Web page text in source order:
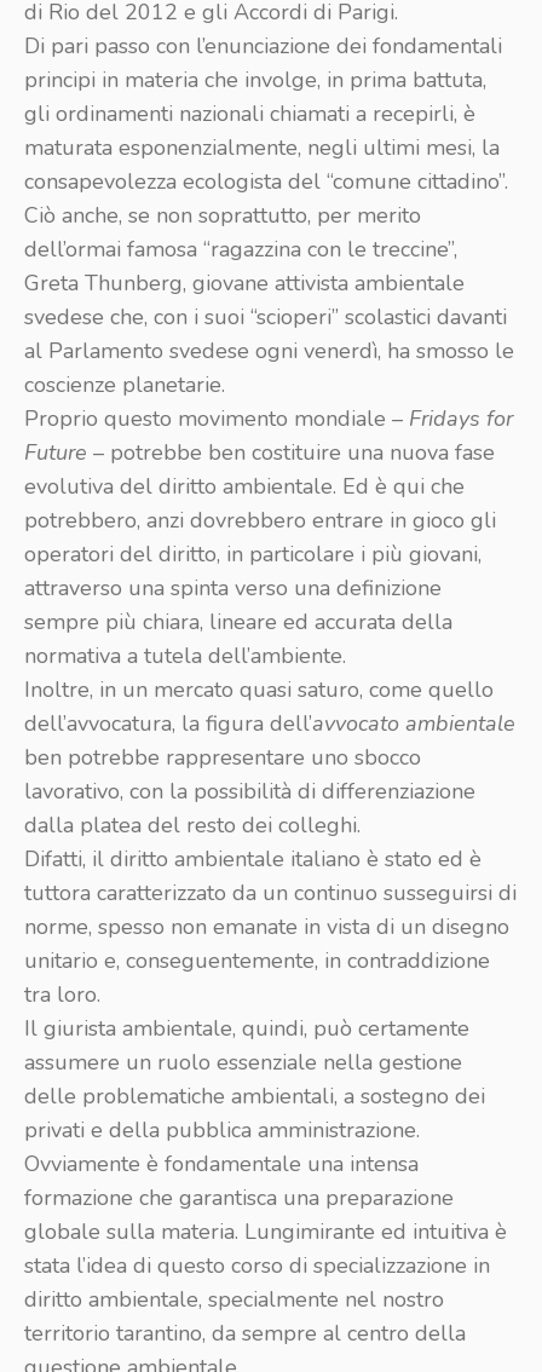
di Rio del 2012 e gli Accordi di Parigi.
Di pari passo con l’enunciazione dei fondamentali
principi in materia che involge, in prima battuta,
gli ordinamenti nazionali chiamati a recepirli, è
maturata esponenzialmente, negli ultimi mesi, la
consapevolezza ecologista del “comune cittadino”.
Ciò anche, se non soprattutto, per merito
dell’ormai famosa “ragazzina con le treccine”,
Greta Thunberg, giovane attivista ambientale
svedese che, con i suoi “scioperi” scolastici davanti
al Parlamento svedese ogni venerdì, ha smosso le
coscienze planetarie.
Proprio questo movimento mondiale – Fridays for
Future – potrebbe ben costituire una nuova fase
evolutiva del diritto ambientale. Ed è qui che
potrebbero, anzi dovrebbero entrare in gioco gli
operatori del diritto, in particolare i più giovani,
attraverso una spinta verso una definizione
sempre più chiara, lineare ed accurata della
normativa a tutela dell’ambiente.
Inoltre, in un mercato quasi saturo, come quello
dell’avvocatura, la figura dell’avvocato ambientale
ben potrebbe rappresentare uno sbocco
lavorativo, con la possibilità di differenziazione
dalla platea del resto dei colleghi.
Difatti, il diritto ambientale italiano è stato ed è
tuttora caratterizzato da un continuo susseguirsi di
norme, spesso non emanate in vista di un disegno
unitario e, conseguentemente, in contraddizione
tra loro.
Il giurista ambientale, quindi, può certamente
assumere un ruolo essenziale nella gestione
delle problematiche ambientali, a sostegno dei
privati e della pubblica amministrazione.
Ovviamente è fondamentale una intensa
formazione che garantisca una preparazione
globale sulla materia. Lungimirante ed intuitiva è
stata l’idea di questo corso di specializzazione in
diritto ambientale, specialmente nel nostro
territorio tarantino, da sempre al centro della